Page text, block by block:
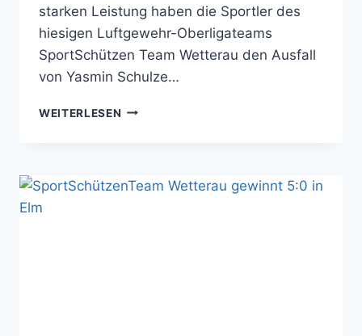
starken Leistung haben die Sportler des
hiesigen Luftgewehr-Oberligateams
SportSchützen Team Wetterau den Ausfall
von Yasmin Schulze…
WEITERLESEN LUFTGEWEHR